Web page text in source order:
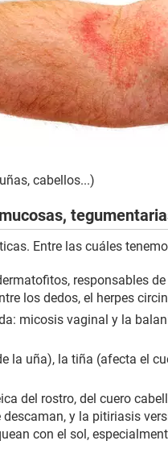
cabellos...)
Entre las cuáles
responsables
los dedos, el herpes
micosis vaginal y la
la uña), la tiña (afecta el
del rostro, del cuero
y la pitiriasis
con el sol,